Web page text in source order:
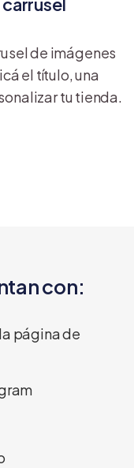
de imágenes
el título, una
tu tienda.
con:
página de